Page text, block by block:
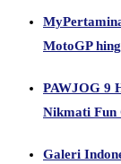
MotoGP
PAWJOG 9
Nikmati Fun
Galeri